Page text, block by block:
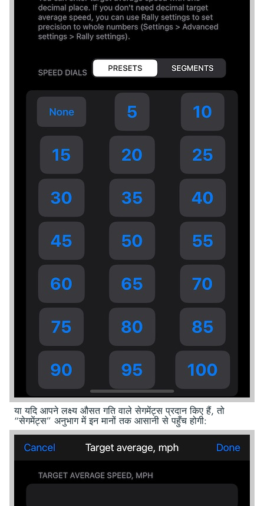
या यदि आपने लक्ष्य औसत गति वाले सेगमेंट्स प्रदान किए हैं, तो
“सेगमेंट्स” अनुभाग में इन मानों तक आसानी से पहुँच होगी: